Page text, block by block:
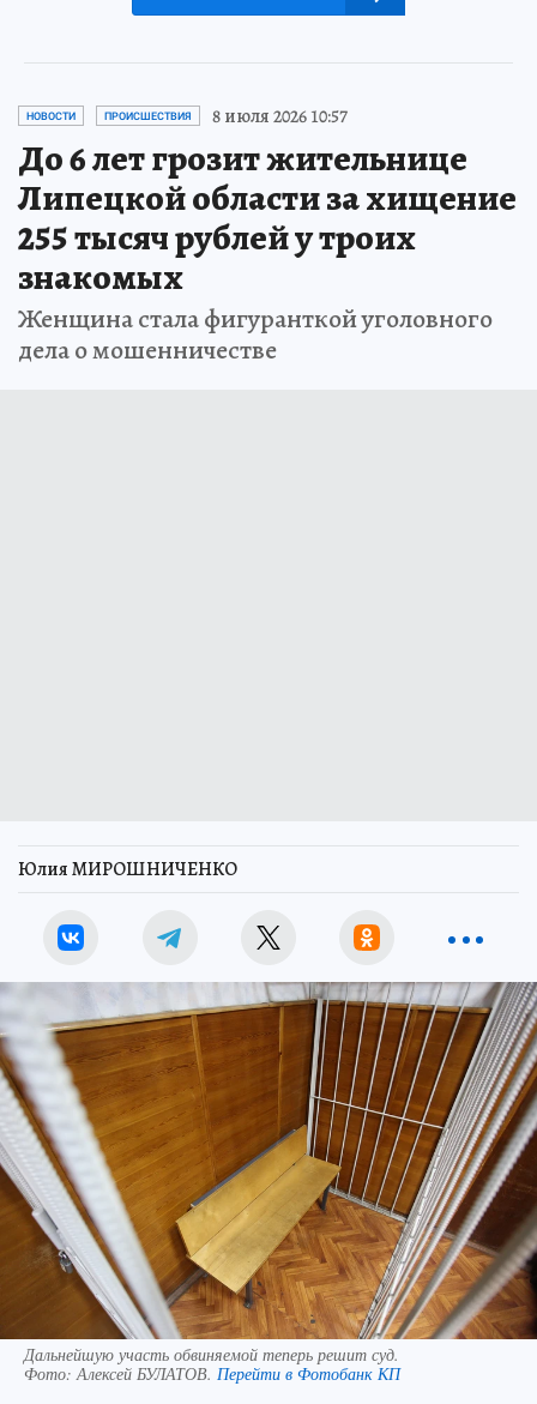
НОВОСТИ ПРОИСШЕСТВИЯ 8 июля 2026 10:57
До 6 лет грозит жительнице
Липецкой области за хищение
255 тысяч рублей у троих
знакомых
Женщина стала фигуранткой уголовного
дела о мошенничестве
Юлия МИРОШНИЧЕНКО
Дальнейшую участь обвиняемой теперь решит суд.
Фото:Алексей БУЛАТОВ. Перейти в Фотобанк КП